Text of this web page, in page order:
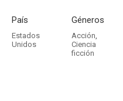
País
Estados
Unidos
Géneros
Acción,
Ciencia
ficción